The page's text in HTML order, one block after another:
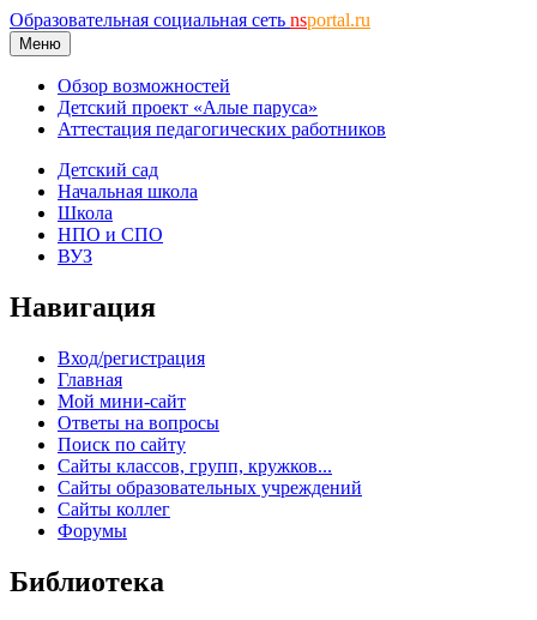
Образовательная социальная сеть nsportal.ru
Меню
Обзор возможностей
Детский проект «Алые паруса»
Аттестация педагогических работников
Детский сад
Начальная школа
Школа
НПО и СПО
ВУЗ
Навигация
Вход/регистрация
Главная
Мой мини-сайт
Ответы на вопросы
Поиск по сайту
Сайты классов, групп, кружков...
Сайты образовательных учреждений
Сайты коллег
Форумы
Библиотека